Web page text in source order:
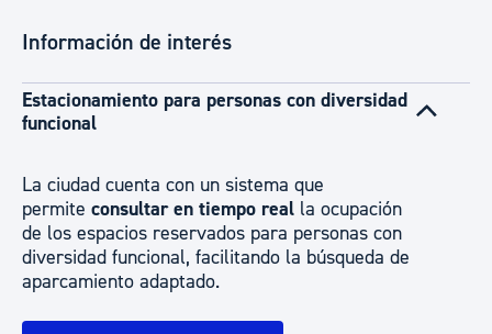
Información de interés
Estacionamiento para personas con diversidad
funcional
La ciudad cuenta con un sistema que
permite consultar en tiempo real la ocupación
de los espacios reservados para personas con
diversidad funcional, facilitando la búsqueda de
aparcamiento adaptado.